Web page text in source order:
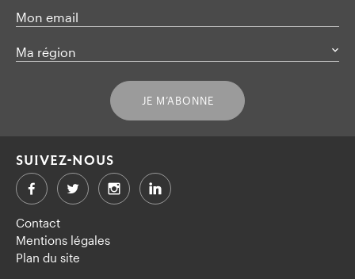
Mon email
Ma région
JE M’ABONNE
Contact
Mentions légales
Plan du site
SUIVEZ-NOUS
FacebookTwitter LinkedIn